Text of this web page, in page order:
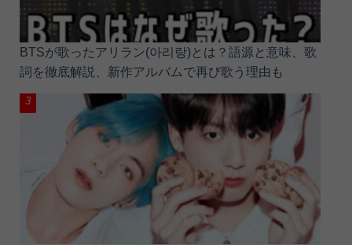
BTSが歌ったアリラン(아리랑)とは？語源と意味、歌
詞を徹底解説、新作アルバムで再び歌う理由も